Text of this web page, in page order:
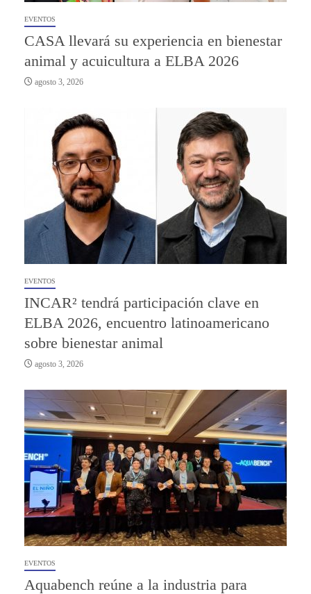
EVENTOS
CASA llevará su experiencia en bienestar
animal y acuicultura a ELBA 2026
agosto 3, 2026
EVENTOS
INCAR² tendrá participación clave en
ELBA 2026, encuentro latinoamericano
sobre bienestar animal
agosto 3, 2026
EVENTOS
Aquabench reúne a la industria para